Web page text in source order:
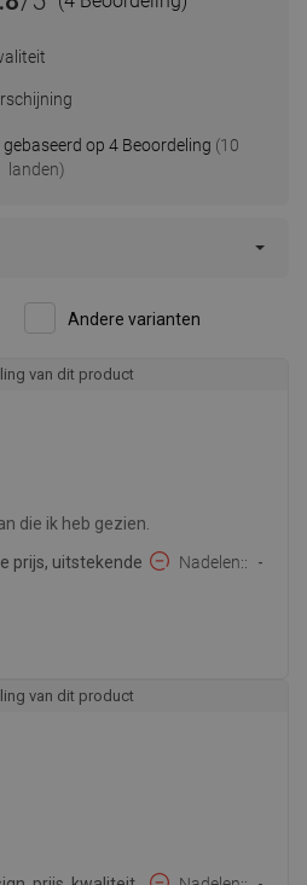
op 4 Beoordeling (10
landen)
Andere varianten
van dit product
die ik heb gezien.
prijs, uitstekende
Nadelen: -
van dit product